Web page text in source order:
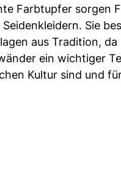
Farbtupfer sorgen
Sie
aus Tradition, da
ein wichtiger
Kultur sind und